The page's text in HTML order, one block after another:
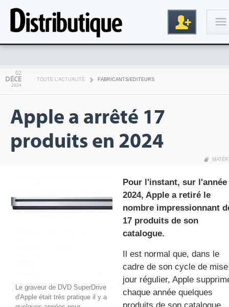
gratuite
02
DÉCE
2024
TOUTE L'ACTUALITÉ FABRICANTS/EDITEURS
Apple a arrêté 17
produits en 2024
Le graveur de DVD SuperDrive
d'Apple était très pratique il y a
Pour l'instant, sur l'année
2024, Apple a retiré le
nombre impressionnant
17 produits de son
catalogue.
Il est normal que, dans le
cadre de son cycle de
jour régulier, Apple
chaque année quelques